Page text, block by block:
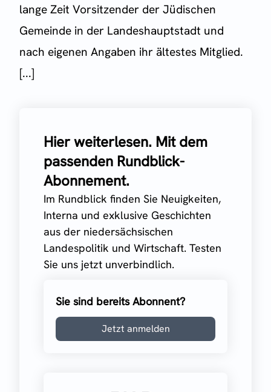
lange Zeit Vorsitzender der Jüdischen
Gemeinde in der Landeshauptstadt und
nach eigenen Angaben ihr ältestes Mitglied.
[...]
Hier weiterlesen. Mit dem
passenden Rundblick-
Abonnement.
Im Rundblick finden Sie Neuigkeiten,
Interna und exklusive Geschichten
aus der niedersächsischen
Landespolitik und Wirtschaft. Testen
Sie uns jetzt unverbindlich.
Sie sind bereits Abonnent?
Jetzt anmelden